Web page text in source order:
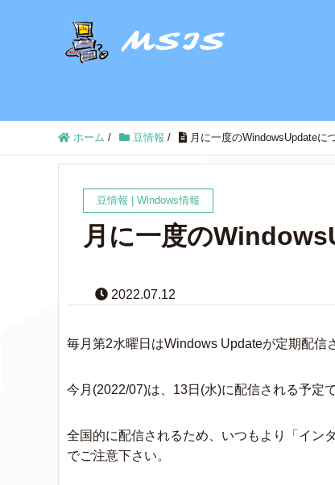
ホーム / 豆情報 / 月に一度のWindowsUpdateに
豆情報 Windows情報
月に一度の
2022.07.12
毎月第2水曜日はWindows Updateが定期配信
今月(2022/07)は、13日(水)に配信される予定で
全国的に配信されるため、いつもより「イン
でご注意下さい。